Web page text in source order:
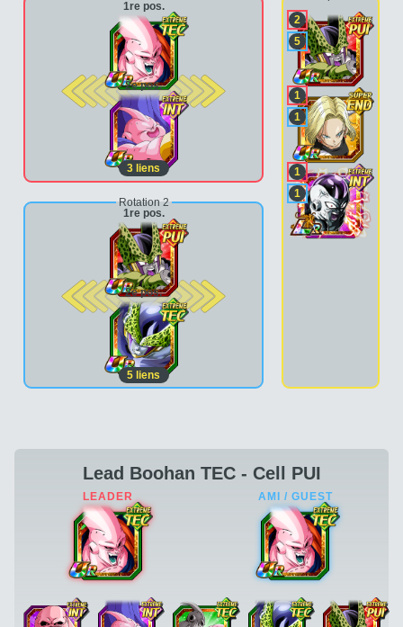
1re pos.
2e pos.
3 liens
Rotation 2
1re pos.
2e pos.
5 liens
2
5
1
1
1
1
Lead Boohan TEC - Cell PUI